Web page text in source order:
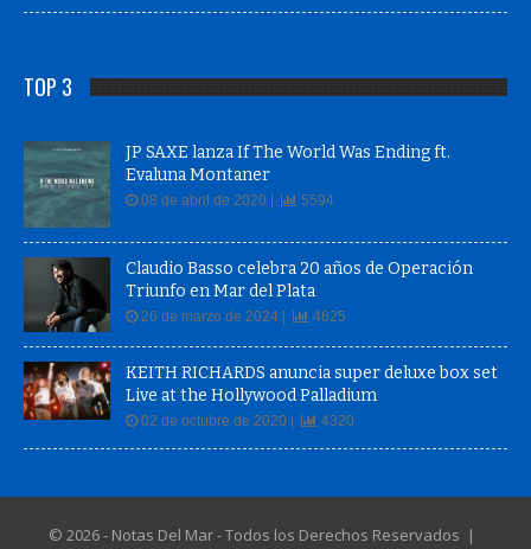
TOP 3
JP SAXE lanza If The World Was Ending ft.
Evaluna Montaner
08 de abril de 2020 | 5594
Claudio Basso celebra 20 años de Operación
Triunfo en Mar del Plata
26 de marzo de 2024 | 4625
KEITH RICHARDS anuncia super deluxe box set
Live at the Hollywood Palladium
02 de octubre de 2020 | 4320
© 2026 - Notas Del Mar - Todos los Derechos Reservados |